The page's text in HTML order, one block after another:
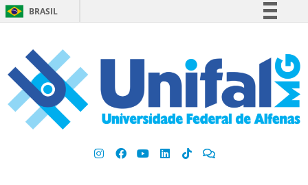
BRASIL
Participe
Acesso à informação
Legislação